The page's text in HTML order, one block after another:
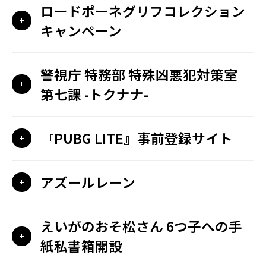
ロードポーネグリフコレクション
キャンペーン
警視庁 特務部 特殊凶悪犯対策室
第七課 -トクナナ-
『PUBG LITE』事前登録サイト
アズールレーン
えいがのおそ松さん 6つ子への手
紙私書箱開設